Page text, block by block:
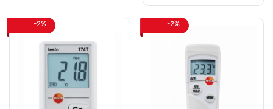
-2% -2%